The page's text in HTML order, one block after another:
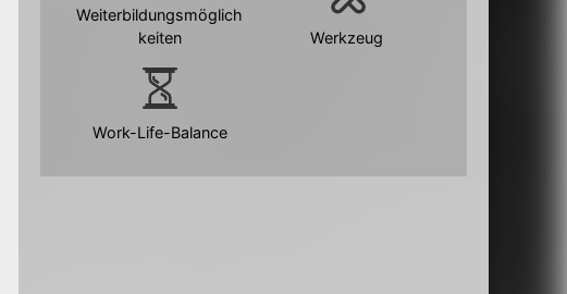
Weiterbildungsmöglich
keiten
Werkzeug
Work-Life-Balance